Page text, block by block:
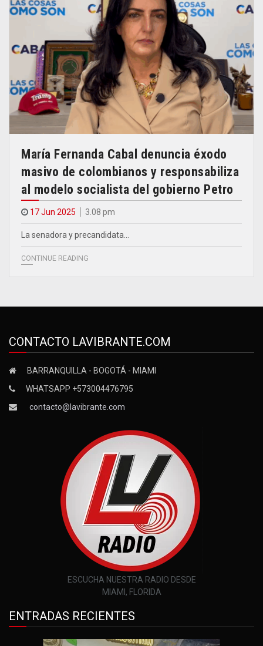
María Fernanda Cabal denuncia éxodo
masivo de colombianos y responsabiliza
al modelo socialista del gobierno Petro
17 Jun 2025 3.08 pm
La senadora y precandidata…
CONTINUE READING
CONTACTO LAVIBRANTE.COM
BARRANQUILLA - BOGOTÁ - MIAMI
WHATSAPP +573004476795
contacto@lavibrante.com
ESCUCHA NUESTRA RADIO DESDE
MIAMI, FLORIDA
ENTRADAS RECIENTES